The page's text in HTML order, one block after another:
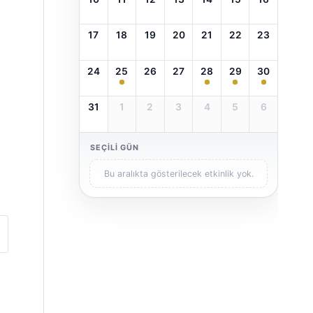
17 18 19 20 21 22 23
24 25 26 27 28 29 30
31 1 2 3 4 5 6
SEÇILI GÜN
Bu aralıkta gösterilecek etkinlik yok.